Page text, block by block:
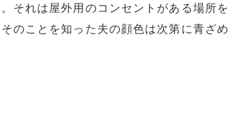
それは屋外用のコンセントがある場所を
のことを知った夫の顔色は次第に青ざめ